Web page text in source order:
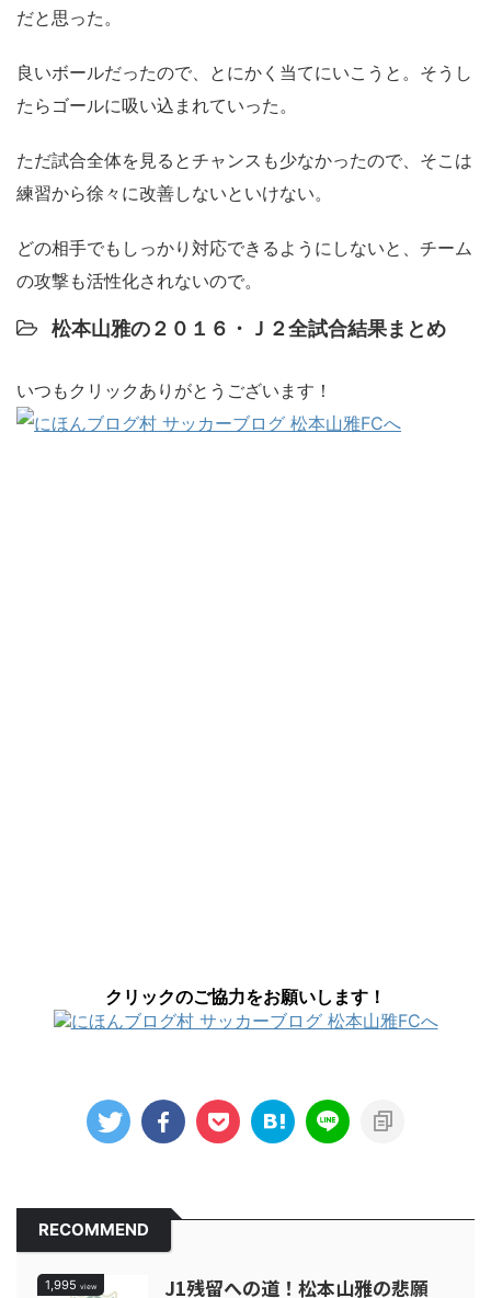
だと思った。
良いボールだったので、とにかく当てにいこうと。そうし
たらゴールに吸い込まれていった。
ただ試合全体を見るとチャンスも少なかったので、そこは
練習から徐々に改善しないといけない。
どの相手でもしっかり対応できるようにしないと、チーム
の攻撃も活性化されないので。
松本山雅の２０１６・Ｊ２全試合結果まとめ
いつもクリックありがとうございます！
クリックのご協力をお願いします！
RECOMMEND
1,995 view
J1残留への道！松本山雅の悲願